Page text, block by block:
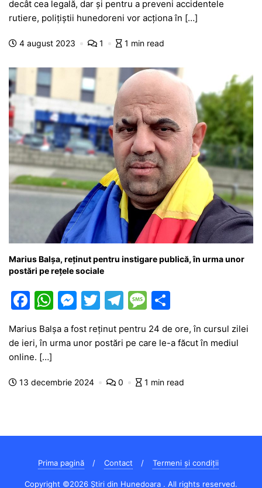
e
b
o
o
k
s
A
p
s
e
g
er
er gr
a
s
a
g
e
je
ă
decât cea legală, dar și pentru a preveni accidentele
rutiere, polițiștii hunedoreni vor acționa în […]
4 august 2023 1 1 min read
Marius Balșa, reținut pentru instigare publică, în urma unor
postări pe rețele sociale
F
c
e
b
o
k
W
at
A
p
M
s
e
er
T
w
itt
T
e
a
m
M
s
a
ta
a
z
Marius Balșa a fost reținut pentru 24 de ore, în cursul zilei
de ieri, în urma unor postări pe care le-a făcut în mediul
online. […]
13 decembrie 2024 0 1 min read
Prima pagină Contact Termeni și condiții
Copyright ©2026 Știri din Hunedoara . All rights reserved.